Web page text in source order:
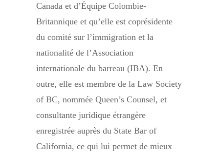
Canada et d’Équipe Colombie-
Britannique et qu’elle est coprésidente
du comité sur l’immigration et la
nationalité de l’Association
internationale du barreau (IBA). En
outre, elle est membre de la Law Society
of BC, nommée Queen’s Counsel, et
consultante juridique étrangère
enregistrée auprès du State Bar of
California, ce qui lui permet de mieux